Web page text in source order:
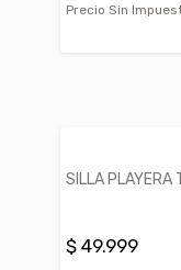
Precio Sin
SILLA PLAYERA
$ 49.999